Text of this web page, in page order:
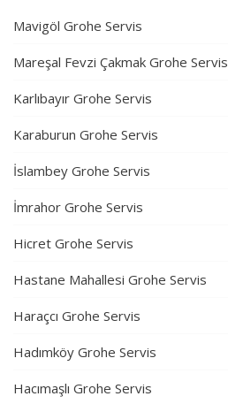
Mavigöl Grohe Servis
Mareşal Fevzi Çakmak Grohe Servis
Karlıbayır Grohe Servis
Karaburun Grohe Servis
İslambey Grohe Servis
İmrahor Grohe Servis
Hicret Grohe Servis
Hastane Mahallesi Grohe Servis
Haraçcı Grohe Servis
Hadımköy Grohe Servis
Hacımaşlı Grohe Servis